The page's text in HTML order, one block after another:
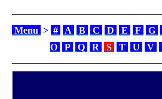
Menu > # A B C D E F G
O
P Q R S T U V